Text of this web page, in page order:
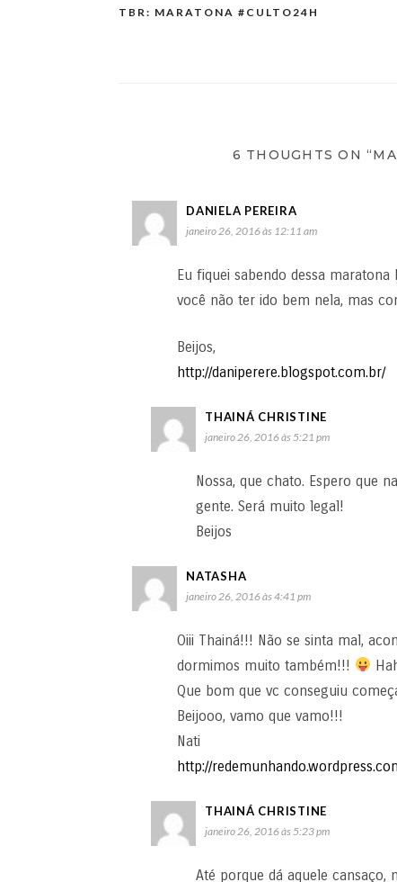
TBR: MARATONA #CULTO24H
6 THOUGHTS ON
DANIELA PEREIRA
janeiro 26, 2016 às 12:11 am
Eu fiquei sabendo dessa
você não ter ido bem nela, mas
Beijos,
http://daniperere.blogspot.com.br/
THAINÁ CHRISTINE
janeiro 26, 2016 às 5:21 pm
Nossa, que chato. Espero que
gente. Será muito legal!
Beijos
NATASHA
janeiro 26, 2016 às 4:41 pm
Oiii Thainá!!! Não se sinta mal,
dormimos muito também!!!
Que bom que vc conseguiu
Beijooo, vamo que vamo!!!
Nati
http://
THAINÁ CHRISTINE
janeiro 26, 2016 às 5:23 pm
Até porque dá aquele